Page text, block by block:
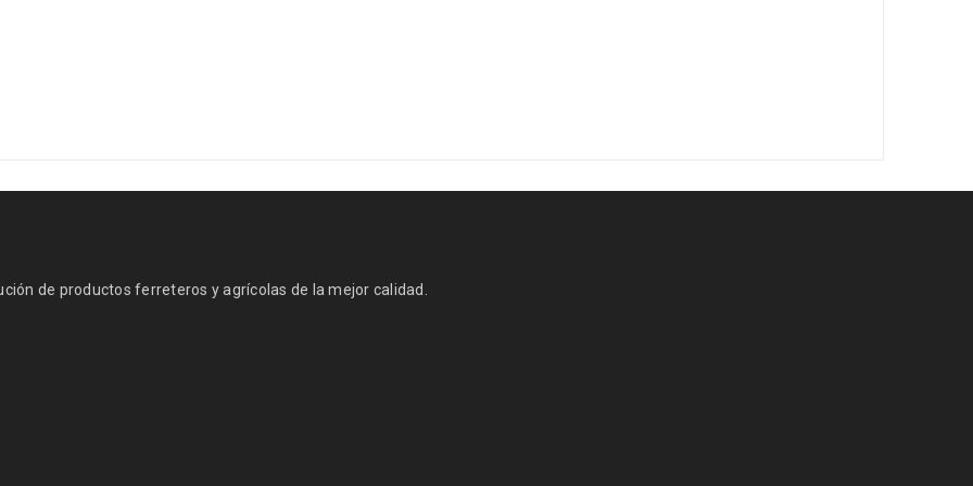
de productos ferreteros y agrícolas de la mejor calidad.